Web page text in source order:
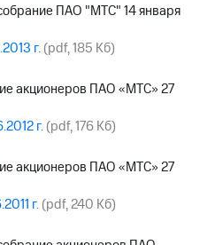
ПАО "МТС" 14 января
г.(pdf, 185 Кб)
акционеров ПАО «МТС» 27
г.(pdf, 176 Кб)
акционеров ПАО «МТС» 27
г.(pdf, 240 Кб)